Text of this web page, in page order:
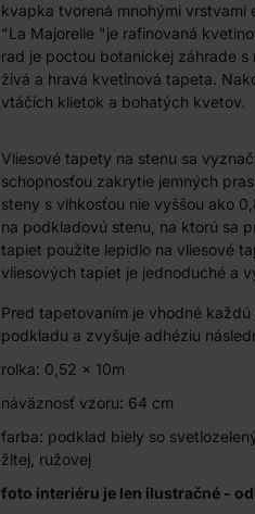
kvapka tvorená mnohými vrstvami
"La Majorelle "je rafinovaná
rad je poctou botanickej záhrade
živá a hravá kvetinová tapeta.
vtáčích klietok a bohatých kvetov.
Vliesové tapety na stenu sa
schopnosťou zakrytie jemných
steny s vlhkosťou nie vyššou ako
na podkladovú stenu, na ktorú sa
tapiet použite lepidlo na vliesové
vliesových tapiet je jednoduché a
Pred tapetovaním je vhodné
podkladu a zvyšuje adhéziu
rolka: 0,52 x 10m
náväznosť vzoru: 64 cm
farba: podklad biely so
žltej, ružovej
foto interiéru je len ilustračné -